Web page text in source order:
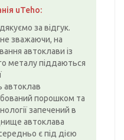
uTeho:
за відгук.
не зважаючи, на
автоклави із
металу піддаються
автоклав
порошком та
запечений в
автоклава
є під дією